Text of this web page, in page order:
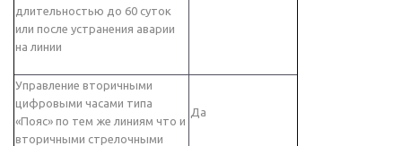
длительностью до 60 суток
или после устранения аварии
на линии
Управление вторичными
цифровыми часами типа
«Пояс» по тем же линиям что и
вторичными стрелочными
Да